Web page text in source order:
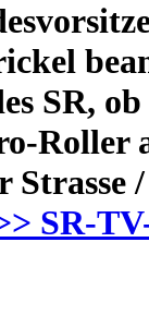
SR,
Roller
Strasse
SR-